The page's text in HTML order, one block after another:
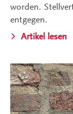
worden.
entgegen.
Artikel lesen